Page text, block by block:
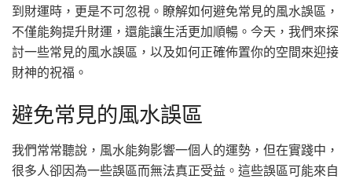
到財運時，更是不可忽視。瞭解如何避免常見的風水誤區，
不僅能夠提升財運，還能讓生活更加順暢。今天，我們來探
討一些常見的風水誤區，以及如何正確佈置你的空間來迎接
財神的祝福。
避免常見的風水誤區
我們常常聽說，風水能夠影響一個人的運勢，但在實踐中，
很多人卻因為一些誤區而無法真正受益。這些誤區可能來自